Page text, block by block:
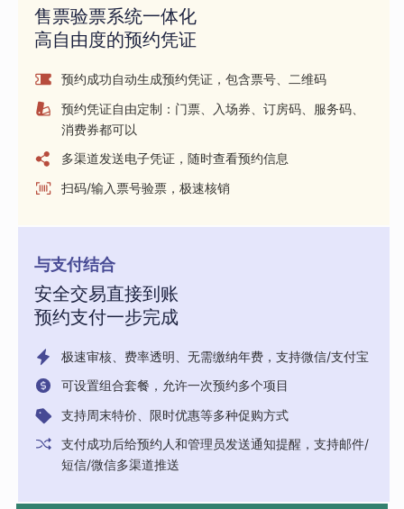
售票验票系统一体化
高自由度的预约凭证
预约成功自动生成预约凭证，包含票号、二维码
预约凭证自由定制：门票、入场券、订房码、服务码、
消费券都可以
多渠道发送电子凭证，随时查看预约信息
扫码/输入票号验票，极速核销
与支付结合
安全交易直接到账
预约支付一步完成
极速审核、费率透明、无需缴纳年费，支持微信/支付宝
可设置组合套餐，允许一次预约多个项目
支持周末特价、限时优惠等多种促购方式
支付成功后给预约人和管理员发送通知提醒，支持邮件/
短信/微信多渠道推送